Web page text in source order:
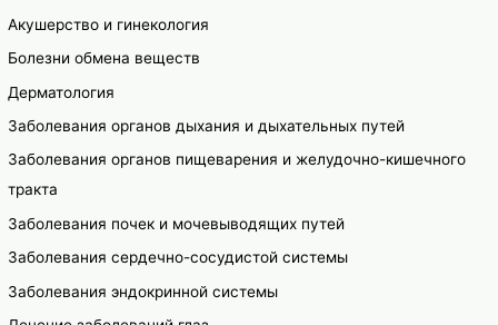
Акушерство и гинекология
Болезни обмена веществ
Дерматология
Заболевания органов дыхания и дыхательных путей
Заболевания органов пищеварения и желудочно-кишечного
тракта
Заболевания почек и мочевыводящих путей
Заболевания сердечно-сосудистой системы
Заболевания эндокринной системы